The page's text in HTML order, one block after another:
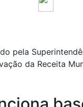
pela
da Receita